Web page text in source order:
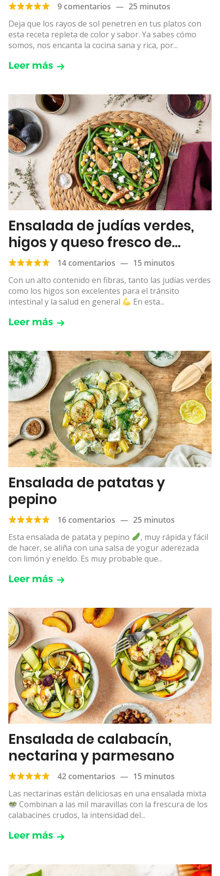
9 comentarios — 25 minutos
Deja que los rayos de sol penetren en tus platos con
esta receta repleta de color y sabor. Ya sabes cómo
somos, nos encanta la cocina sana y rica, por...
Leer más
Ensalada de judías verdes,
higos y queso fresco de
cabra
14 comentarios — 15 minutos
Con un alto contenido en fibras, tanto las judías verdes
como los higos son excelentes para el tránsito
intestinal y la salud en general
En esta...
Leer más
Ensalada de patatas y
pepino
16 comentarios — 25 minutos
Esta ensalada de patata y pepino
, muy rápida y fácil
de hacer, se aliña con una salsa de yogur aderezada
con limón y eneldo. Es muy probable que...
Leer más
Ensalada de calabacín,
nectarina y parmesano
42 comentarios — 15 minutos
Las nectarinas están deliciosas en una ensalada mixta
Combinan a las mil maravillas con la frescura de los
calabacines crudos, la intensidad del...
Leer más